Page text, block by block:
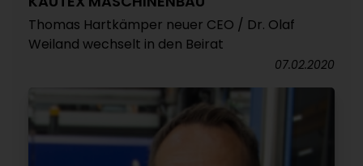
Thomas Hartkämper neuer CEO / Dr. Olaf
Weiland wechselt in den Beirat
07.02.2020